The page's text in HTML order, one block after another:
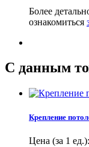
Более
ознакомиться
C данным
Крепление
Цена (за 1 ед.):